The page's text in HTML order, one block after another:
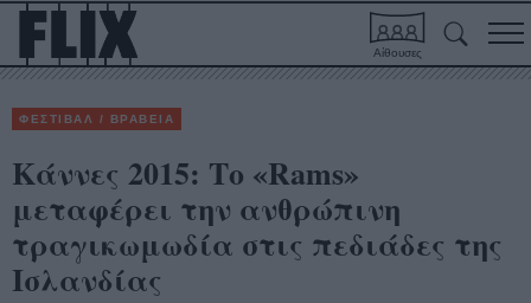
Αίθουσες
ΦΕΣΤΙΒΑΛ / ΒΡΑΒΕΙΑ
Κάννες 2015: Το «Rams»
μεταφέρει την ανθρώπινη
τραγικωμωδία στις πεδιάδες της
Ισλανδίας